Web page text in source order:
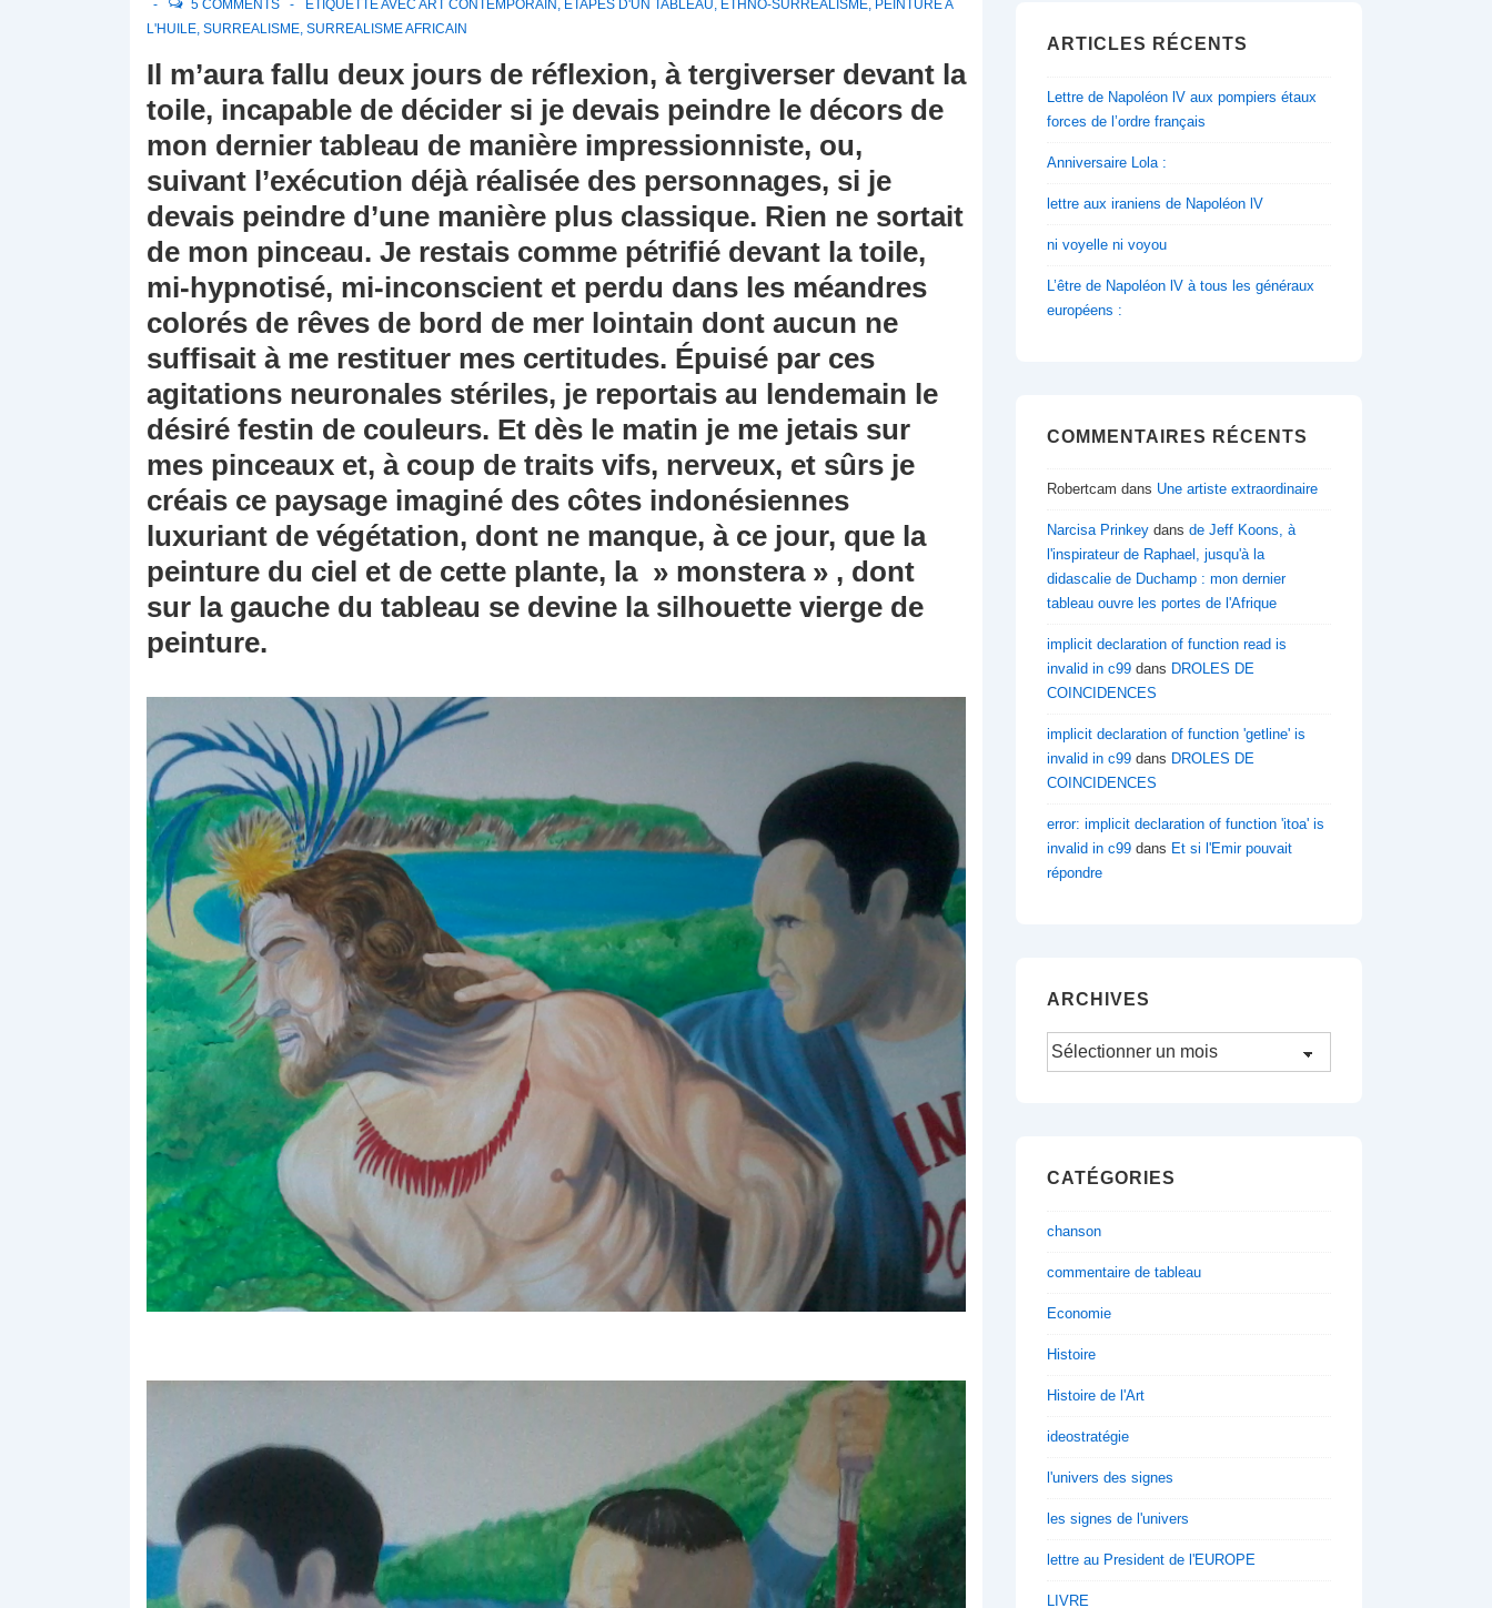
5 COMMENTS
ÉTIQUETTÉ AVEC ART CONTEMPORAIN , ÉTAPES D'UN TABLEAU, ETHNO-SURREALISME, PEINTURE A
L'HUILE, SURREALISME, SURREALISME AFRICAIN
Il m’aura fallu deux jours de réflexion, à tergiverser devant la
toile, incapable de décider si je devais peindre le décors de
mon dernier tableau de manière impressionniste, ou,
suivant l’exécution déjà réalisée des personnages, si je
devais peindre d’une manière plus classique. Rien ne sortait
de mon pinceau. Je restais comme pétrifié devant la toile,
mi-hypnotisé, mi-inconscient et perdu dans les méandres
colorés de rêves de bord de mer lointain dont aucun ne
suffisait à me restituer mes certitudes. Épuisé par ces
agitations neuronales stériles, je reportais au lendemain le
désiré festin de couleurs. Et dès le matin je me jetais sur
mes pinceaux et, à coup de traits vifs, nerveux, et sûrs je
créais ce paysage imaginé des côtes indonésiennes
luxuriant de végétation, dont ne manque, à ce jour, que la
peinture du ciel et de cette plante, la » monstera » , dont
sur la gauche du tableau se devine la silhouette vierge de
peinture.
ARTICLES RÉCENTS
Lettre de Napoléon lV aux pompiers étaux
forces de l’ordre français
Anniversaire Lola :
lettre aux iraniens de Napoléon lV
ni voyelle ni voyou
L’être de Napoléon lV à tous les généraux
européens :
COMMENTAIRES RÉCENTS
Robertcam dans Une artiste extraordinaire
Narcisa Prinkey dans de Jeff Koons, à
l'inspirateur de Raphael, jusqu'à la
didascalie de Duchamp : mon dernier
tableau ouvre les portes de l'Afrique
implicit declaration of function read is
invalid in c99 dans DROLES DE
COINCIDENCES
implicit declaration of function 'getline' is
invalid in c99 dans DROLES DE
COINCIDENCES
error: implicit declaration of function 'itoa' is
invalid in c99 dans Et si l'Emir pouvait
répondre
ARCHIVES
Archives
CATÉGORIES
chanson
commentaire de tableau
Economie
Histoire
Histoire de l'Art
ideostratégie
l'univers des signes
les signes de l'univers
lettre au President de l'EUROPE
LIVRE